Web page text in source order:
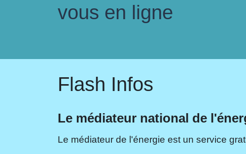
vous en ligne
Flash Infos
Le médiateur national de
Le médiateur de l'énergie est un service